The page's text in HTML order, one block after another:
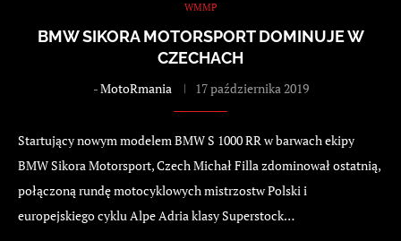
WMMP
BMW SIKORA MOTORSPORT DOMINUJE W
CZECHACH
-MotoRmania 17 października 2019
Startujący nowym modelem BMW S 1000 RR w barwach ekipy
BMW Sikora Motorsport, Czech Michał Filla zdominował ostatnią,
połączoną rundę motocyklowych mistrzostw Polski i
europejskiego cyklu Alpe Adria klasy Superstock…